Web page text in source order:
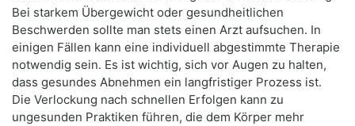
Bei starkem Übergewicht oder gesundheitlichen
Beschwerden sollte man stets einen Arzt aufsuchen. In
einigen Fällen kann eine individuell abgestimmte Therapie
notwendig sein. Es ist wichtig, sich vor Augen zu halten,
dass gesundes Abnehmen ein langfristiger Prozess ist.
Die Verlockung nach schnellen Erfolgen kann zu
ungesunden Praktiken führen, die dem Körper mehr